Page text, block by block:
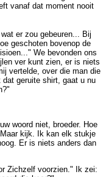
vanaf dat moment nooit
er zou gebeuren... Bij
geschoten bovenop de
We bevonden ons
ver kunt zien, er is niets
vertelde, over die man die
geruite shirt, gaat u nu
woord niet, broeder. Hoe
kijk. Ik kan elk stukje
Er is niets anders dan
Zichzelf voorzien." Ik zei: